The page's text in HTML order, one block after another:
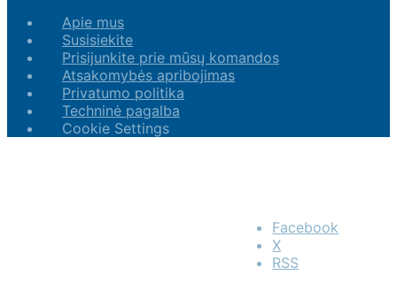
Apie mus
Susisiekite
Prisijunkite prie mūsų komandos
Atsakomybės apribojimas
Privatumo politika
Techninė pagalba
Cookie Settings
Facebook
X
RSS